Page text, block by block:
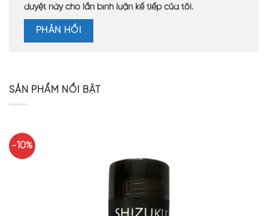
duyệt này cho lần bình luận kế tiếp của tôi.
SẢN PHẨM NỔI BẬT
-10%